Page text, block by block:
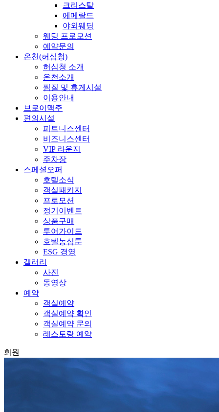
크리스탈
에메랄드
야외웨딩
웨딩 프로모션
예약문의
온천(허심청)
허심청 소개
온천소개
찜질 및 휴게시설
이용안내
브로이맥주
편의시설
피트니스센터
비즈니스센터
VIP 라운지
주차장
스페셜오퍼
호텔소식
객실패키지
프로모션
정기이벤트
상품구매
투어가이드
호텔농심툰
ESG 경영
갤러리
사진
동영상
예약
객실예약
객실예약 확인
객실예약 문의
레스토랑 예약
회원